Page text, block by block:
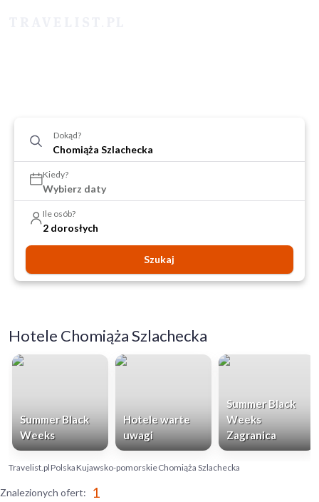
Dokąd?
Kiedy?
Wybierz daty
Ile osób?
2 dorosłych
Szukaj
Hotele Chomiąża Szlachecka
Summer Black
Weeks
Hotele warte
uwagi
Summer Black
Weeks
Zagranica
Travelist.plPolskaKujawsko-pomorskieChomiąża Szlachecka
Znalezionych ofert: 1